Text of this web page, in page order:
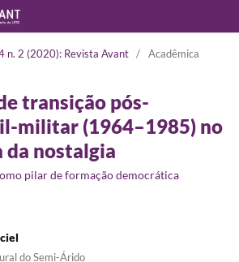
n. 2 (2020): Revista Avant / Acadêmica
transição pós-
militar (1964–1985) no
da nostalgia
pilar de formação democrática
do Semi-Árido